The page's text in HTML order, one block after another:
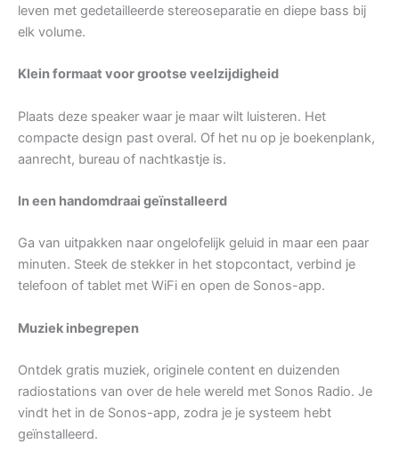
leven met gedetailleerde stereoseparatie en diepe bass bij
elk volume.
Klein formaat voor grootse veelzijdigheid
Plaats deze speaker waar je maar wilt luisteren. Het
compacte design past overal. Of het nu op je boekenplank,
aanrecht, bureau of nachtkastje is.
In een handomdraai geïnstalleerd
Ga van uitpakken naar ongelofelijk geluid in maar een paar
minuten. Steek de stekker in het stopcontact, verbind je
telefoon of tablet met WiFi en open de Sonos-app.
Muziek inbegrepen
Ontdek gratis muziek, originele content en duizenden
radiostations van over de hele wereld met Sonos Radio. Je
vindt het in de Sonos-app, zodra je je systeem hebt
geïnstalleerd.